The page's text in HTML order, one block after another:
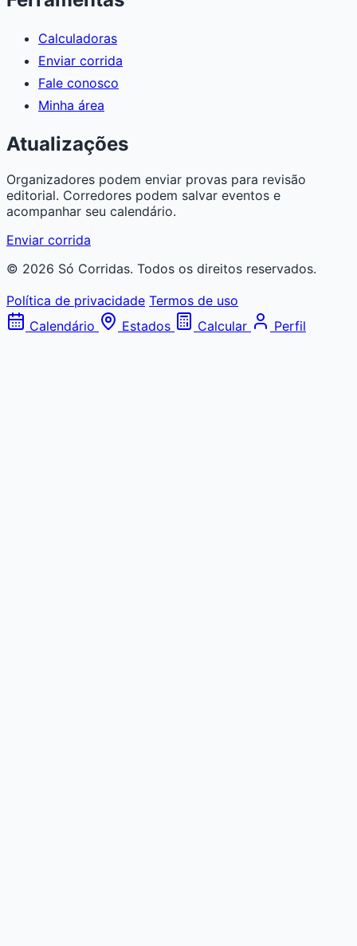
Calculadoras
Enviar corrida
Fale conosco
Minha área
Atualizações
Organizadores podem enviar provas para revisão
editorial. Corredores podem salvar eventos e
acompanhar seu calendário.
Enviar corrida
© 2026 Só Corridas. Todos os direitos reservados.
Política de privacidade Termos de uso
Calendário
Estados Calcular Perfil